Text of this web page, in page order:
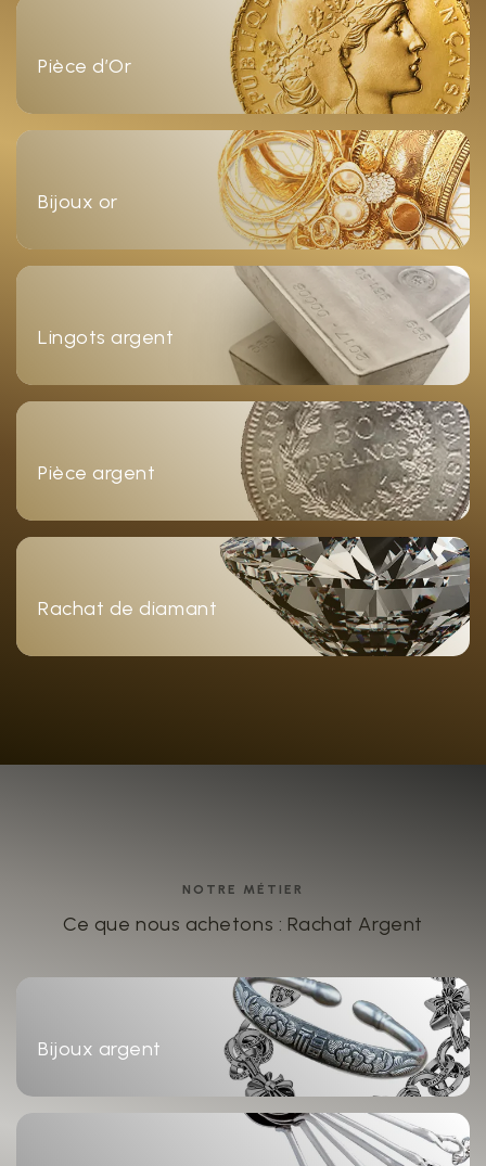
Pièce d’Or
Bijoux or
Lingots argent
Pièce argent
Rachat de diamant
NOTRE MÉTIER
Ce que nous achetons : Rachat Argent
Bijoux argent